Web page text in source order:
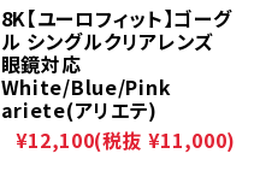
8K【ユーロフィット】ゴーグ
ル シングルクリアレンズ
眼鏡対応
White/Blue/Pink
ariete(アリエテ)
¥12,100(税抜 ¥11,000)